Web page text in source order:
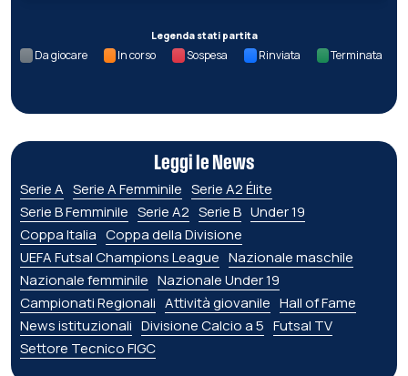
Legenda stati partita
Da giocare In corso Sospesa Rinviata Terminata
Leggi le News
Serie A Serie A Femminile Serie A2 Élite
Serie B Femminile Serie A2 Serie B Under 19
Coppa Italia Coppa della Divisione
UEFA Futsal Champions League Nazionale maschile
Nazionale femminile Nazionale Under 19
Campionati Regionali Attività giovanile Hall of Fame
News istituzionali Divisione Calcio a 5 Futsal TV
Settore Tecnico FIGC